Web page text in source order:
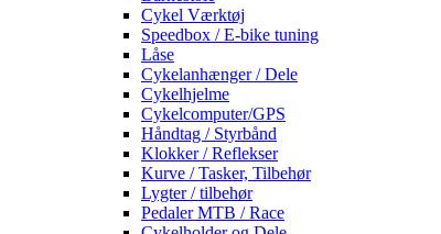
Cykel Værktøj
Speedbox / E-bike tuning
Låse
Cykelanhænger / Dele
Cykelhjelme
Cykelcomputer/GPS
Håndtag / Styrbånd
Klokker / Reflekser
Kurve / Tasker, Tilbehør
Lygter / tilbehør
Pedaler MTB / Race